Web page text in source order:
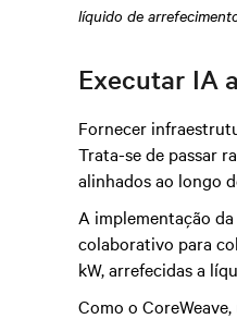
líquido de
Executar IA
Fornecer
Trata-se de passar
alinhados ao longo
A implementação
colaborativo para
kW, arrefecidas a
Como o